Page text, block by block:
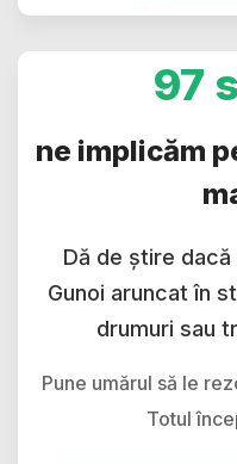
97
ne implicăm
Dă de știre
Gunoi aruncat în
drumuri sau
Pune umărul să le
Totul